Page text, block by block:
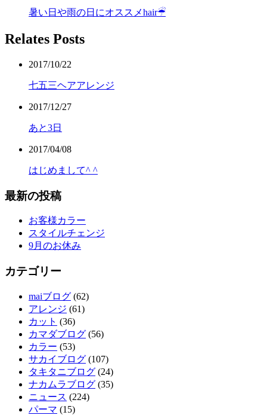
暑い日や雨の日にオススメhair☔︎
Relates Posts
2017/10/22
七五三ヘアアレンジ
2017/12/27
あと3日
2017/04/08
はじめまして^ ^
最新の投稿
お客様カラー
スタイルチェンジ
9月のお休み
カテゴリー
maiブログ (62)
アレンジ (61)
カット (36)
カマダブログ (56)
カラー (53)
サカイブログ (107)
タキタニブログ (24)
ナカムラブログ (35)
ニュース (224)
パーマ (15)